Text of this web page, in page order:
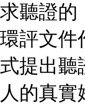
求聽證的
環評文件
式提出聽
人的真